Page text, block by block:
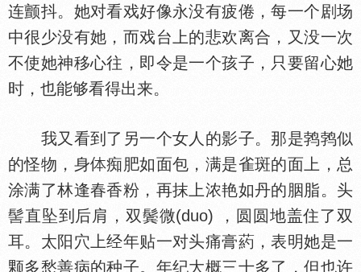
连颤抖。她对看戏好像永没有疲倦，每一个剧场
中很少没有她，而戏台上的悲欢离合，又没一次
不使她神移心往，即令是一个孩子，只要留心她
时，也能够看得出来。
我又看到了另一个女人的影子。那是鹁鹁似
的怪物，身
痴肥如面包，满是雀斑的面上，总
涂满了林逢春香粉，再抹上浓艳如丹的胭脂。头
髻直坠到后肩，双鬓微(duo) ，圆圆地盖住了双
耳。太阳穴上经年贴一对头痛膏葯，表明她是一
颗多愁善病的种子。年纪大概三十多了，但也许